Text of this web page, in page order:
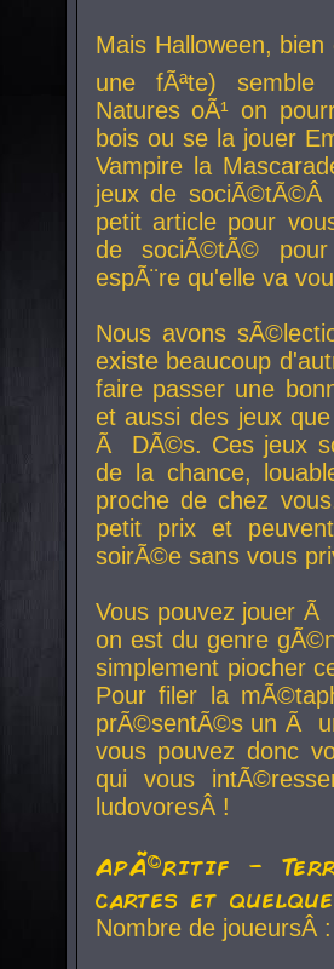
Mais Halloween, bien
une fÃªte) semble
Natures oÃ¹ on
bois ou se la jouer
Vampire la
jeux de
petit article pour
de sociÃ©tÃ©
espÃ¨re qu'elle va
Nous avons
existe beaucoup
faire passer une
et aussi des jeux
Ã DÃ©s. Ces jeux
de la chance,
proche de chez
petit prix et
soirÃ©e sans vous
Vous pouvez jouer
on est du genre
simplement piocher
Pour filer la
prÃ©sentÃ©s un Ã
vous pouvez donc
qui vous
ludovoresÂ !
ApÃ©ritif -
cartes et
Nombre de